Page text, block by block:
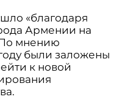
«благодаря
Армении на
По мнению
были заложены
к новой